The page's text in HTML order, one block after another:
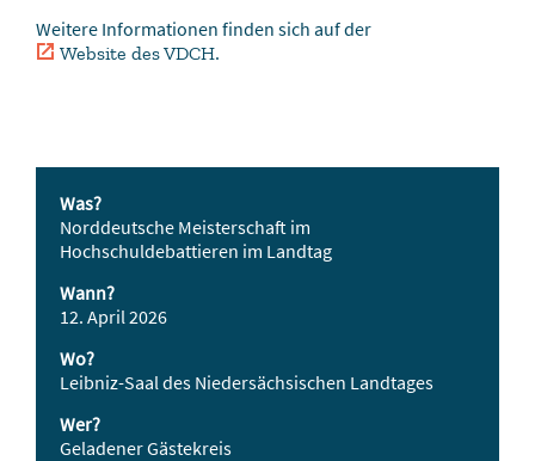
Weitere Informationen finden sich auf der
Website des VDCH.
Was?
Norddeutsche Meisterschaft im
Hochschuldebattieren im Landtag
Wann?
12. April 2026
Wo?
Leibniz-Saal des Niedersächsischen Landtages
Wer?
Geladener Gästekreis